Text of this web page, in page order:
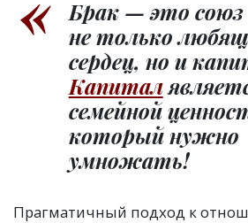
Брак — это союз
не только
сердец, но и
Капитал
семейной
который нужно
умножать!
Прагматичный подход к